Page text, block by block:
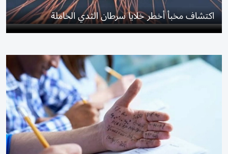
اكتشاف مخبأ أخطر خلايا سرطان الثدي الخاملة